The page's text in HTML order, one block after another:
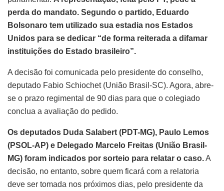
perda do mandato. Segundo o partido, Eduardo
Bolsonaro tem utilizado sua estadia nos Estados
Unidos para se dedicar “de forma reiterada a difamar
instituições do Estado brasileiro”.
A decisão foi comunicada pelo presidente do conselho,
deputado Fabio Schiochet (União Brasil-SC). Agora, abre-
se o prazo regimental de 90 dias para que o colegiado
conclua a avaliação do pedido.
Os deputados Duda Salabert (PDT-MG), Paulo Lemos
(PSOL-AP) e Delegado Marcelo Freitas (União Brasil-
MG) foram indicados por sorteio para relatar o caso.A
decisão, no entanto, sobre quem ficará com a relatoria
deve ser tomada nos próximos dias, pelo presidente da